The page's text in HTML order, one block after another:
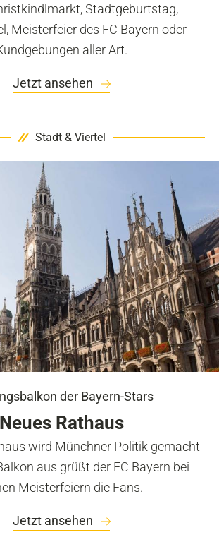
Stadtgeburtstag,
Meisterfeier des FC Bayern oder
aller Art.
Jetzt ansehen
Stadt & Viertel
der Bayern-Stars
Neues Rathaus
wird Münchner Politik gemacht
aus grüßt der FC Bayern bei
Meisterfeiern die Fans.
Jetzt ansehen